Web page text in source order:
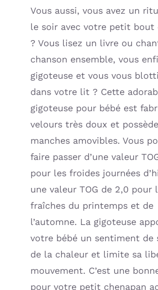
Vous aussi, vous avez un
le soir avec votre petit bout
? Vous lisez un livre ou
chanson ensemble, vous
gigoteuse et vous vous
dans votre lit ? Cette
gigoteuse pour bébé est
velours très doux et
manches amovibles. Vous
faire passer d’une valeur
pour les froides journées
une valeur TOG de 2,0 pour
fraîches du printemps et de
l’automne. La gigoteuse
votre bébé un sentiment de
de la chaleur et limite sa
mouvement. C’est une
pour votre petit chenapan